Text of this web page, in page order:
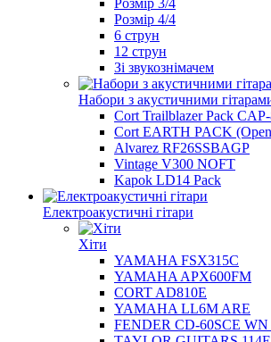
Розмір 3/4
Розмір 4/4
6 струн
12 струн
Зі звукознімачем
Набори з акустичними
Cort Trailblazer Pack
Cort EARTH PACK
Alvarez RF26SSBAGP
Vintage V300 NOFT
Kapok LD14 Pack
Електроакустичні гітари
Хіти
YAMAHA FSX315C
YAMAHA APX600FM
CORT AD810E
YAMAHA LL6M ARE
FENDER CD-60SCE